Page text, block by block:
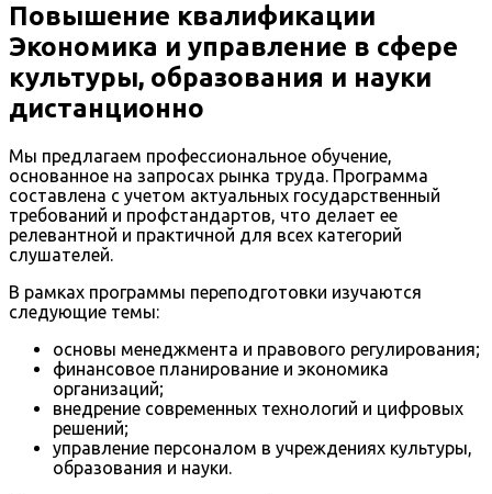
Повышение квалификации
Экономика и управление в сфере
культуры, образования и науки
дистанционно
Мы предлагаем профессиональное обучение,
основанное на запросах рынка труда. Программа
составлена с учетом актуальных государственный
требований и профстандартов, что делает ее
релевантной и практичной для всех категорий
слушателей.
В рамках программы переподготовки изучаются
следующие темы:
основы менеджмента и правового регулирования;
финансовое планирование и экономика
организаций;
внедрение современных технологий и цифровых
решений;
управление персоналом в учреждениях культуры,
образования и науки.